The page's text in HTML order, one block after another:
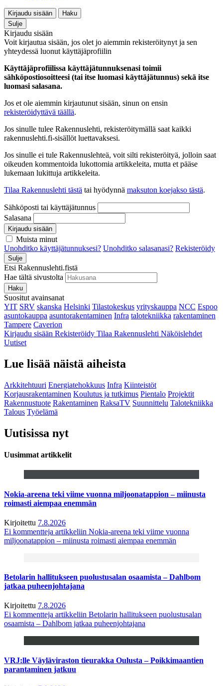
Kirjaudu sisään
Haku
Sulje
Kirjaudu sisään
Voit kirjautua sisään, jos olet jo aiemmin rekisteröitynyt ja sen
yhteydessä luonut käyttäjäprofiilin
Käyttäjäprofiilissa käyttäjätunnuksenasi toimii
sähköpostiosoitteesi (tai itse luomasi käyttäjätunnus) sekä itse
luomasi salasana.
Jos et ole aiemmin kirjautunut sisään, sinun on ensin
rekisteröidyttävä täällä.
Jos sinulle tulee Rakennuslehti, rekisteröitymällä saat kaikki
rakennuslehti.fi-sisällöt luettavaksesi.
Jos sinulle ei tule Rakennuslehteä, voit silti rekisteröityä, jolloin saat
oikeuden kommentoida lukottomia artikkeleita, mutta et pääse
lukemaan lukittuja artikkeleita.
Tilaa Rakennuslehti tästä tai hyödynnä maksuton koejakso tästä.
Sähköposti tai käyttäjätunnus
Salasana
Kirjaudu sisään
Muista minut
Unohditko käyttäjätunnuksesi? Unohditko salasanasi? Rekisteröidy
Sulje
Etsi Rakennuslehti.fistä
Hae tältä sivustolta
Haku
Suositut avainsanat
YIT SRV skanska Helsinki Tilastokeskus yrityskauppa NCC Espoo
asuntokauppa asuntorakentaminen Infra talotekniikka rakentaminen
Tampere Caverion
Kirjaudu sisään Rekisteröidy Tilaa Rakennuslehti Näköislehdet
Uutiset
Lue lisää näistä aiheista
Arkkitehtuuri Energiatehokkuus Infra Kiinteistöt
Korjausrakentaminen Koulutus ja tutkimus Pientalo Projektit
Rakennustuote Rakentaminen RaksaTV Suunnittelu Talotekniikka
Talous Työelämä
Uutisissa nyt
Uusimmat artikkelit
Nokia-areena teki viime vuonna miljoonatappion – miinusta
roimasti aiempaa enemmän
Kirjoitettu 7.8.2026
Ei kommentteja artikkeliin Nokia-areena teki viime vuonna
miljoonatappion – miinusta roimasti aiempaa enemmän
Betolarin hallitukseen puolustusalan osaamista – Dahlbom
jatkaa puheenjohtajana
Kirjoitettu 7.8.2026
Ei kommentteja artikkeliin Betolarin hallitukseen puolustusalan
osaamista – Dahlbom jatkaa puheenjohtajana
VRJ:lle Väyläviraston tieurakka Oulusta – Poikkimaantien
parantaminen jatkuu